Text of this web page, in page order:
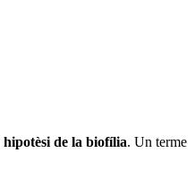
hipotèsi de la biofília. Un terme